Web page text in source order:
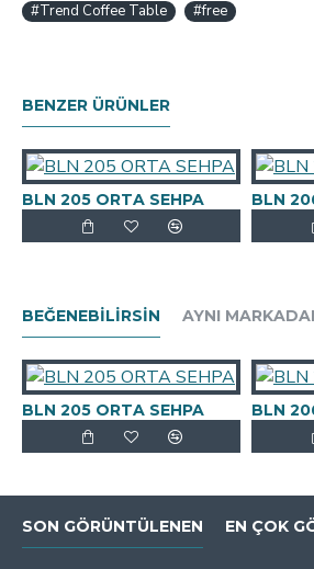
#Trend Coffee Table
#free
BENZER ÜRÜNLER
BLN 205 ORTA SEHPA BLN
BEĞENEBILIRSIN AYNI
BLN 205 ORTA SEHPA BLN
SON GÖRÜNTÜLENEN EN ÇOK